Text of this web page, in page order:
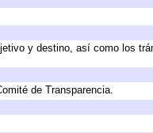
y destino, así como los
de Transparencia.